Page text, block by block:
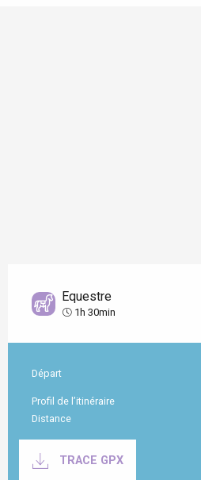
Equestre
1h 30min
Informations pratiques
Départ
Profil de l’itinéraire
Distance
TRACE GPX